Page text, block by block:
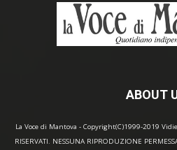
ABOUT
La Voce di Mantova - Copyright(C)1999-2019
RISERVATI. NESSUNA RIPRODUZIONE